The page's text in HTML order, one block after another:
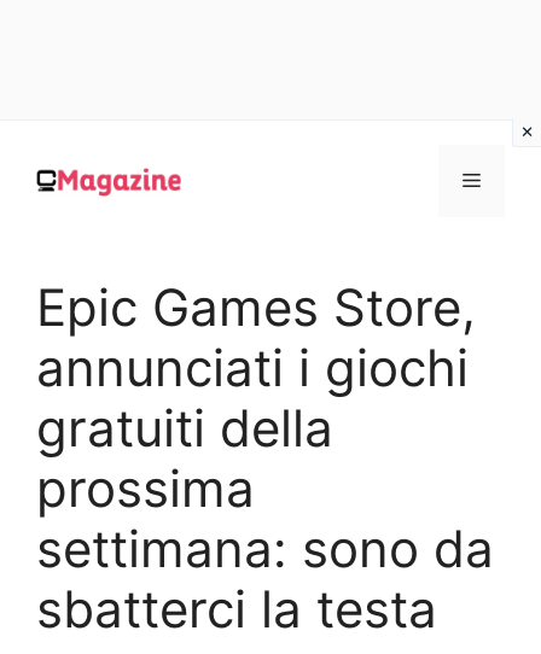
contenuto
MENU
Epic Games Store,
annunciati i giochi
gratuiti della
prossima
settimana: sono da
sbatterci la testa